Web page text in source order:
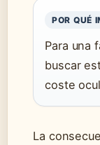
POR QUÉ
Para una
buscar
coste
La